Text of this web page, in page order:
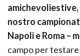
amichevoli
nostro
Napoli e Roma –
campo per